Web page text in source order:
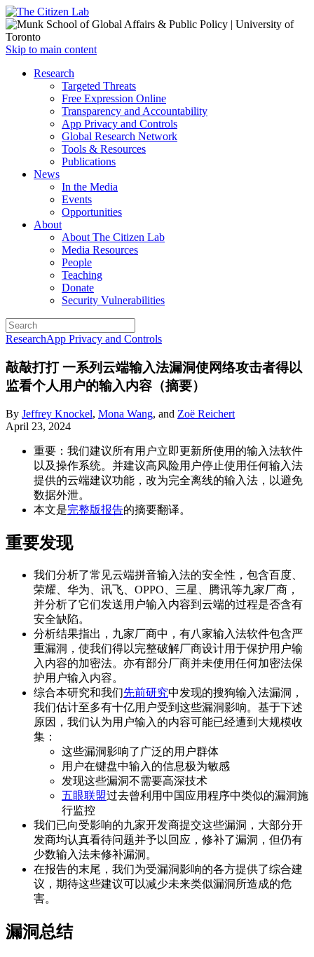
Open
menu
Skip to main content
Close
Research
Targeted Threats
Free Expression Online
Transparency and Accountability
App Privacy and Controls
Global Research Network
Tools & Resources
Publications
News
In the Media
Events
Opportunities
About
About The Citizen Lab
Media Resources
People
Teaching
Donate
Security Vulnerabilities
ResearchApp Privacy and Controls
敲敲打打 一系列云端输入法漏洞使网络攻击者得以
监看个人用户的输入内容（摘要）
By Jeffrey Knockel, Mona Wang, and Zoë Reichert
April 23, 2024
重要：我们建议所有用户立即更新所使用的输入法软件
以及操作系统。并建议高风险用户停止使用任何输入法
提供的云端建议功能，改为完全离线的输入法，以避免
数据外泄。
本文是完整版报告的摘要翻译。
重要发现
我们分析了常见云端拼音输入法的安全性，包含百度、
荣耀、华为、讯飞、OPPO、三星、腾讯等九家厂商，
并分析了它们发送用户输入内容到云端的过程是否含有
安全缺陷。
分析结果指出，九家厂商中，有八家输入法软件包含严
重漏洞，使我们得以完整破解厂商设计用于保护用户输
入内容的加密法。亦有部分厂商并未使用任何加密法保
护用户输入内容。
综合本研究和我们先前研究中发现的搜狗输入法漏洞，
我们估计至多有十亿用户受到这些漏洞影响。基于下述
原因，我们认为用户输入的内容可能已经遭到大规模收
集：
这些漏洞影响了广泛的用户群体
用户在键盘中输入的信息极为敏感
发现这些漏洞不需要高深技术
五眼联盟过去曾利用中国应用程序中类似的漏洞施
行监控
我们已向受影响的九家开发商提交这些漏洞，大部分开
发商均认真看待问题并予以回应，修补了漏洞，但仍有
少数输入法未修补漏洞。
在报告的末尾，我们为受漏洞影响的各方提供了综合建
议，期待这些建议可以减少未来类似漏洞所造成的危
害。
漏洞总结